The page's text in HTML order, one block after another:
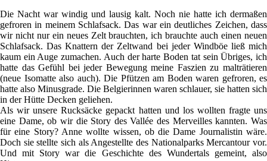
Die Nacht war windig und lausig kalt. Noch nie hatte ich dermaßen
gefroren in meinem Schlafsack. Das war ein deutliches Zeichen, dass
wir nicht nur ein neues Zelt brauchten, ich brauchte auch einen neuen
Schlafsack. Das Knattern der Zeltwand bei jeder Windböe ließ mich
kaum ein Auge zumachen. Auch der harte Boden tat sein Übriges, ich
hatte das Gefühl bei jeder Bewegung meine Faszien zu malträtieren
(neue Isomatte also auch). Die Pfützen am Boden waren gefroren, es
hatte also Minusgrade. Die Belgierinnen waren schlauer, sie hatten sich
in der Hütte Decken geliehen.
Als wir unsere Rucksäcke gepackt hatten und los wollten fragte uns
eine Dame, ob wir die Story des Vallée des Merveilles kannten. Was
für eine Story? Anne wollte wissen, ob die Dame Journalistin wäre.
Doch sie stellte sich als Angestellte des Nationalparks Mercantour vor.
Und mit Story war die Geschichte des Wundertals gemeint, also